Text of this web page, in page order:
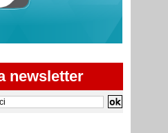
newsletter